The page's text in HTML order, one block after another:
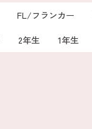
FL/フランカー
2年生 1年生